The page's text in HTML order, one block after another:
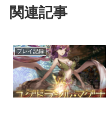
関連記事
プレイ記録